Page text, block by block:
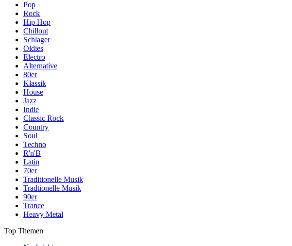
Pop
Rock
Hip Hop
Chillout
Schlager
Oldies
Electro
Alternative
80er
Klassik
House
Jazz
Indie
Classic Rock
Country
Soul
Techno
R'n'B
Latin
70er
Traditionelle Musik
Tradtionelle Musik
90er
Trance
Heavy Metal
Top Themen